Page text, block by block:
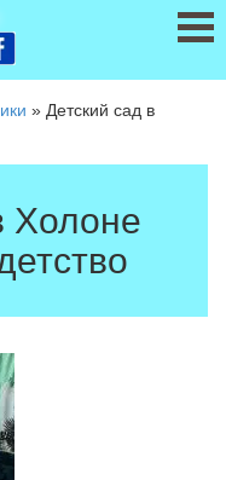
» Детский сад в
Холоне